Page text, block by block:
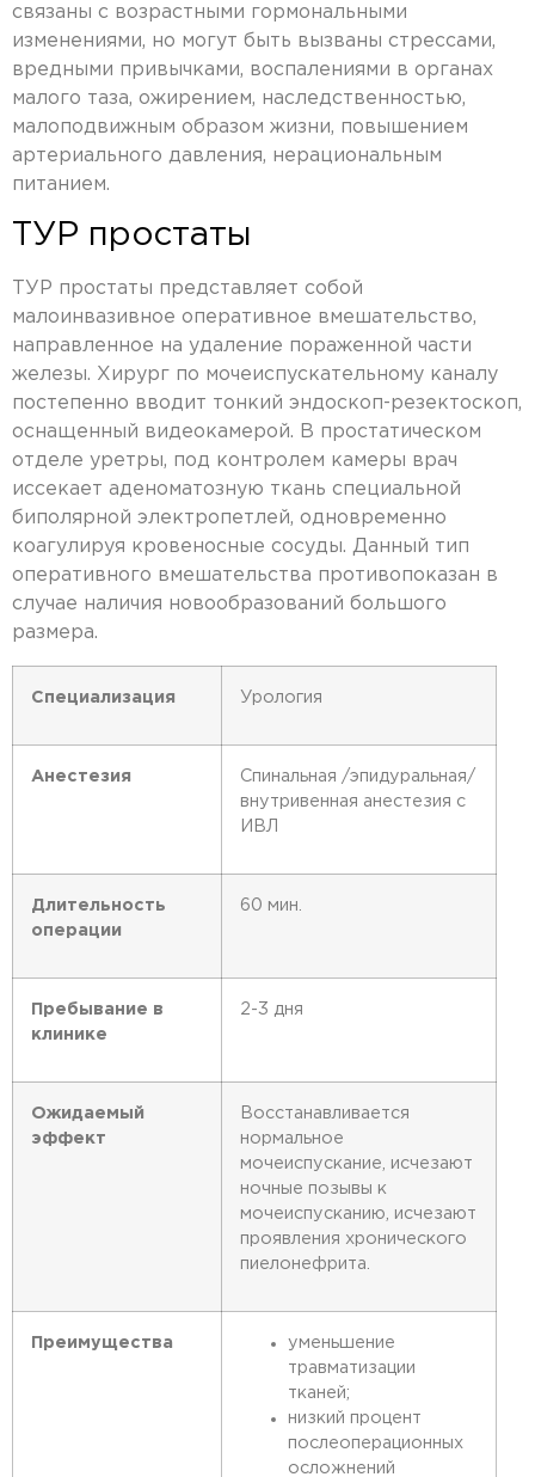
связаны с возрастными гормональными
изменениями, но могут быть вызваны стрессами,
вредными привычками, воспалениями в органах
малого таза, ожирением, наследственностью,
малоподвижным образом жизни, повышением
артериального давления, нерациональным
питанием.
ТУР простаты
ТУР простаты представляет собой
малоинвазивное оперативное вмешательство,
направленное на удаление пораженной части
железы. Хирург по мочеиспускательному каналу
постепенно вводит тонкий эндоскоп-резектоскоп,
оснащенный видеокамерой. В простатическом
отделе уретры, под контролем камеры врач
иссекает аденоматозную ткань специальной
биполярной электропетлей, одновременно
коагулируя кровеносные сосуды. Данный тип
оперативного вмешательства противопоказан в
случае наличия новообразований большого
размера.
Специализация Урология
Анестезия
Спинальная /эпидуральная/
внутривенная анестезия с
ИВЛ
Длительность
операции
60 мин.
Пребывание в
клинике
2-3 дня
Ожидаемый
эффект
Восстанавливается
нормальное
мочеиспускание, исчезают
ночные позывы к
мочеиспусканию, исчезают
проявления хронического
пиелонефрита.
Преимущества
уменьшение
травматизации
тканей;
низкий процент
послеоперационных
осложнений